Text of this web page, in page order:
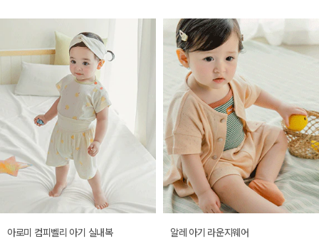
아로미 컴피벨리 아기 실내복 알레 아기 라운지웨어